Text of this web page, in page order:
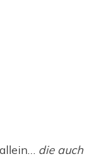
die auch